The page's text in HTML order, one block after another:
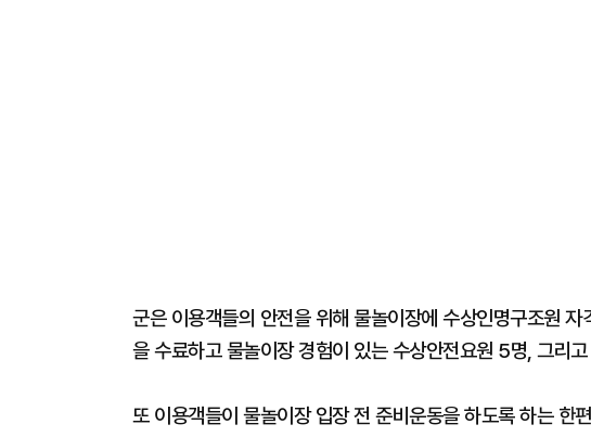
군은 이용객들의 안전을 위해 물놀이장에 수상인명구조원
을 수료하고 물놀이장 경험이 있는 수상안전요원 5명, 그리
또 이용객들이 물놀이장 입장 전 준비운동을 하도록 하는 한